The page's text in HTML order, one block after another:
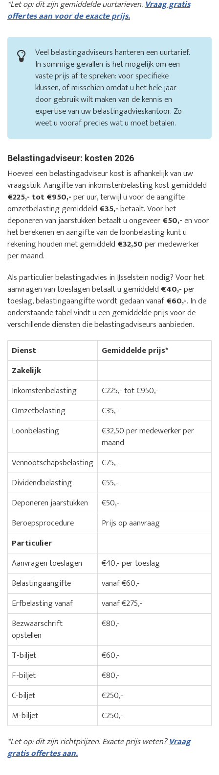
*Let op: dit zijn gemiddelde uurtarieven.Vraag gratis
offertes aan voor de exacte prijs.
Veel belastingadviseurs hanteren een uurtarief.
In sommige gevallen is het mogelijk om een
vaste prijs af te spreken: voor specifieke
klussen, of misschien omdat u het hele jaar
door gebruik wilt maken van de kennis en
expertise van uw belastingadvieskantoor. Zo
weet u vooraf precies wat u moet betalen.
Belastingadviseur: kosten 2026
Hoeveel een belastingadviseur kost is afhankelijk van uw
vraagstuk. Aangifte van inkomstenbelasting kost gemiddeld
€225,- tot €950,-per uur, terwijl u voor de aangifte
omzetbelasting gemiddeld €35,-betaalt. Voor het
deponeren van jaarstukken betaalt u ongeveer€50,-en voor
het berekenen en aangifte van de loonbelasting kunt u
rekening houden met gemiddeld €32,50per medewerker
per maand.
Als particulier belastingadvies in IJsselstein nodig? Voor het
aanvragen van toeslagen betaalt u gemiddeld €40,-per
toeslag, belastingaangifte wordt gedaan vanaf€60,-. In de
onderstaande tabel vindt u een gemiddelde prijs voor de
verschillende diensten die belastingadviseurs aanbieden.
Dienst
Gemiddelde prijs*
Zakelijk
Inkomstenbelasting
€225,- tot €950,-
Omzetbelasting
€35,-
Loonbelasting
€32,50 per medewerker per
maand
Vennootschapsbelasting
€75,-
Dividendbelasting
€55,-
Deponeren jaarstukken
€50,-
Beroepsprocedure
Prijs op aanvraag
Particulier
Aanvragen toeslagen
€40,- per toeslag
Belastingaangifte
vanaf €60,-
Erfbelasting vanaf
vanaf €275,-
Bezwaarschrift
opstellen
€80,-
T-biljet
€60,-
F-biljet
€80,-
C-biljet
€250,-
M-biljet
€250,-
*Let op: dit zijn richtprijzen. Exacte prijs weten?Vraag
gratis offertes aan.